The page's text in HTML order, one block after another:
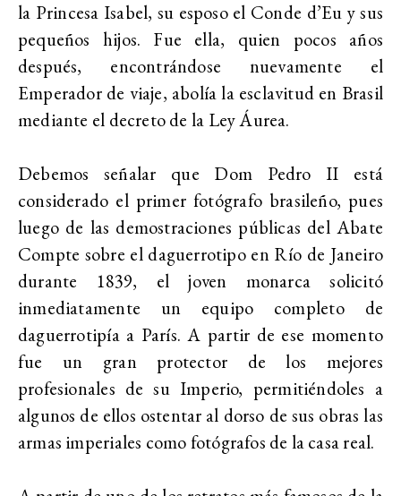
la Princesa Isabel, su esposo el Conde d’Eu y sus
pequeños hijos. Fue ella, quien pocos años
después, encontrándose nuevamente el
Emperador de viaje, abolía la esclavitud en Brasil
mediante el decreto de la Ley Áurea.
Debemos señalar que Dom Pedro II está
considerado el primer fotógrafo brasileño, pues
luego de las demostraciones públicas del Abate
Compte sobre el daguerrotipo en Río de Janeiro
durante 1839, el joven monarca solicitó
inmediatamente un equipo completo de
daguerrotipía a París. A partir de ese momento
fue un gran protector de los mejores
profesionales de su Imperio, permitiéndoles a
algunos de ellos ostentar al dorso de sus obras las
armas imperiales como fotógrafos de la casa real.